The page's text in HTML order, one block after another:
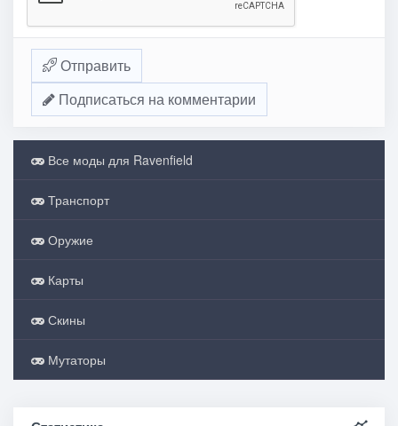
Отправить
Подписаться на комментарии
Все моды для Ravenfield
Транспорт
Оружие
Карты
Скины
Мутаторы